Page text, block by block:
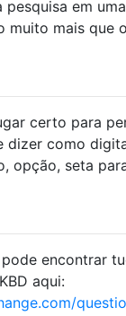
em
muito mais que
certo para
dizer como
opção, seta
encontrar
aqui: